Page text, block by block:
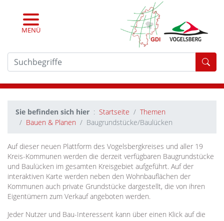
MENÜ
Sie befinden sich hier Startseite
Themen
Bauen & Planen
Baugrundstücke/Baulücken
Auf dieser neuen Plattform des Vogelsbergkreises und aller 19
Kreis-Kommunen werden die derzeit verfügbaren Baugrundstücke
und Baulücken im gesamten Kreisgebiet aufgeführt. Auf der
interaktiven Karte werden neben den Wohnbauflächen der
Kommunen auch private Grundstücke dargestellt, die von ihren
Eigentümern zum Verkauf angeboten werden.
Jeder Nutzer und Bau-Interessent kann über einen Klick auf die